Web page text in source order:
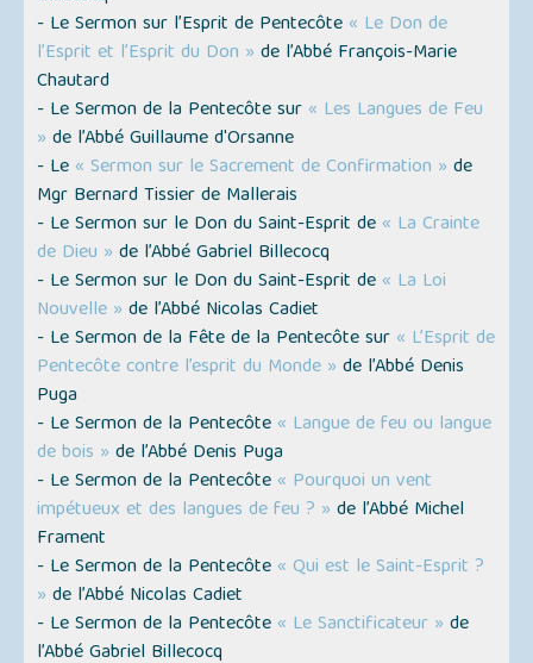
- Le Sermon sur l’Esprit de Pentecôte « Le Don de
l’Esprit et l’Esprit du Don » de l’Abbé François-Marie
Chautard
- Le Sermon de la Pentecôte sur « Les Langues de Feu
» de l’Abbé Guillaume d'Orsanne
- Le « Sermon sur le Sacrement de Confirmation » de
Mgr Bernard Tissier de Mallerais
- Le Sermon sur le Don du Saint-Esprit de « La Crainte
de Dieu » de l’Abbé Gabriel Billecocq
- Le Sermon sur le Don du Saint-Esprit de « La Loi
Nouvelle » de l’Abbé Nicolas Cadiet
- Le Sermon de la Fête de la Pentecôte sur « L’Esprit de
Pentecôte contre l’esprit du Monde » de l’Abbé Denis
Puga
- Le Sermon de la Pentecôte « Langue de feu ou langue
de bois » de l’Abbé Denis Puga
- Le Sermon de la Pentecôte « Pourquoi un vent
impétueux et des langues de feu ? » de l’Abbé Michel
Frament
- Le Sermon de la Pentecôte « Qui est le Saint-Esprit ?
» de l’Abbé Nicolas Cadiet
- Le Sermon de la Pentecôte « Le Sanctificateur » de
l’Abbé Gabriel Billecocq